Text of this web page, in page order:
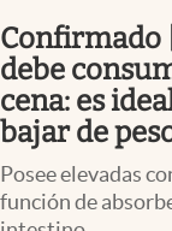
Confirmado
debe
cena: es
bajar de
Posee elevadas
función de